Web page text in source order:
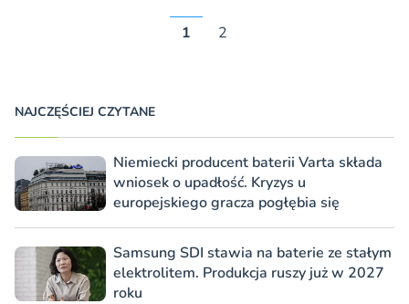
1 2
NAJCZĘŚCIEJ CZYTANE
Niemiecki producent baterii Varta składa
wniosek o upadłość. Kryzys u
europejskiego gracza pogłębia się
Samsung SDI stawia na baterie ze stałym
elektrolitem. Produkcja ruszy już w 2027
roku